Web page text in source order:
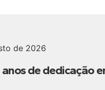
de 2026
de dedicação